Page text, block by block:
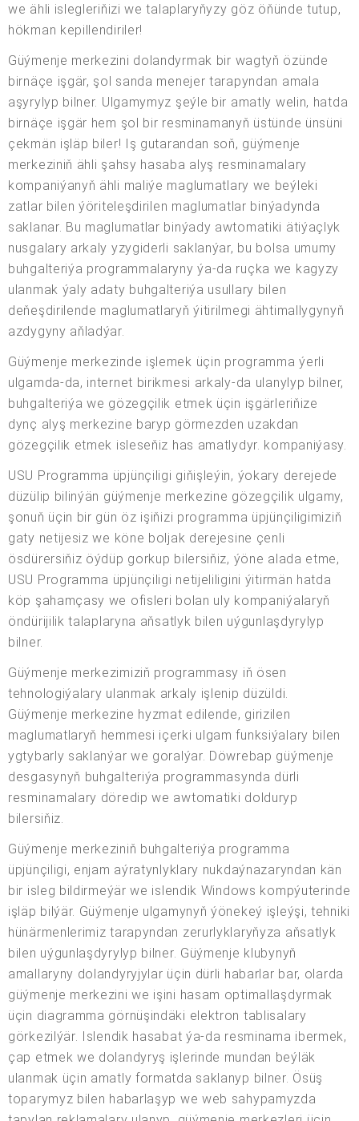
we ähli islegleriňizi we talaplaryňyzy göz öňünde tutup,
hökman kepillendiriler!
Güýmenje merkezini dolandyrmak bir wagtyň özünde
birnäçe işgär, şol sanda menejer tarapyndan amala
aşyrylyp bilner. Ulgamymyz şeýle bir amatly welin, hatda
birnäçe işgär hem şol bir resminamanyň üstünde ünsüni
çekmän işläp biler! Iş gutarandan soň, güýmenje
merkeziniň ähli şahsy hasaba alyş resminamalary
kompaniýanyň ähli maliýe maglumatlary we beýleki
zatlar bilen ýöriteleşdirilen maglumatlar binýadynda
saklanar. Bu maglumatlar binýady awtomatiki ätiýaçlyk
nusgalary arkaly yzygiderli saklanýar, bu bolsa umumy
buhgalteriýa programmalaryny ýa-da ruçka we kagyzy
ulanmak ýaly adaty buhgalteriýa usullary bilen
deňeşdirilende maglumatlaryň ýitirilmegi ähtimallygynyň
azdygyny aňladýar.
Güýmenje merkezinde işlemek üçin programma ýerli
ulgamda-da, internet birikmesi arkaly-da ulanylyp bilner,
buhgalteriýa we gözegçilik etmek üçin işgärleriňize
dynç alyş merkezine baryp görmezden uzakdan
gözegçilik etmek isleseňiz has amatlydyr. kompaniýasy.
USU Programma üpjünçiligi giňişleýin, ýokary derejede
düzülip bilinýän güýmenje merkezine gözegçilik ulgamy,
şonuň üçin bir gün öz işiňizi programma üpjünçiligimiziň
gaty netijesiz we köne boljak derejesine çenli
ösdürersiňiz öýdüp gorkup bilersiňiz, ýöne alada etme,
USU Programma üpjünçiligi netijeliligini ýitirmän hatda
köp şahamçasy we ofisleri bolan uly kompaniýalaryň
öndürijilik talaplaryna aňsatlyk bilen uýgunlaşdyrylyp
bilner.
Güýmenje merkezimiziň programmasy iň ösen
tehnologiýalary ulanmak arkaly işlenip düzüldi.
Güýmenje merkezine hyzmat edilende, girizilen
maglumatlaryň hemmesi içerki ulgam funksiýalary bilen
ygtybarly saklanýar we goralýar. Döwrebap güýmenje
desgasynyň buhgalteriýa programmasynda dürli
resminamalary döredip we awtomatiki dolduryp
bilersiňiz.
Güýmenje merkeziniň buhgalteriýa programma
üpjünçiligi, enjam aýratynlyklary nukdaýnazaryndan kän
bir isleg bildirmeýär we islendik Windows kompýuterinde
işläp bilýär. Güýmenje ulgamynyň ýönekeý işleýşi, tehniki
hünärmenlerimiz tarapyndan zerurlyklaryňyza aňsatlyk
bilen uýgunlaşdyrylyp bilner. Güýmenje klubynyň
amallaryny dolandyryjylar üçin dürli habarlar bar, olarda
güýmenje merkezini we işini hasam optimallaşdyrmak
üçin diagramma görnüşindäki elektron tablisalary
görkezilýär. Islendik hasabat ýa-da resminama ibermek,
çap etmek we dolandyryş işlerinde mundan beýläk
ulanmak üçin amatly formatda saklanyp bilner. Ösüş
toparymyz bilen habarlaşyp we web sahypamyzda